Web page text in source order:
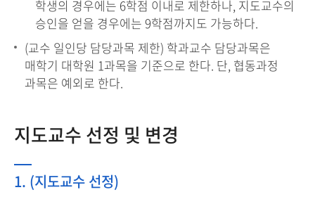
학생의 경우에는 6학점 이내로 제한하나, 지도교수의
승인을 얻을 경우에는 9학점까지도 가능하다.
(교수 일인당 담당과목 제한) 학과교수 담당과목은
매학기 대학원 1과목을 기준으로 한다. 단, 협동과정
과목은 예외로 한다.
지도교수 선정 및 변경
1. (지도교수 선정)